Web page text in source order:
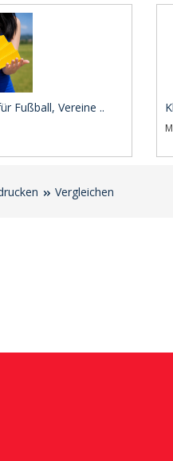
Fußball, Vereine ..
Vergleichen